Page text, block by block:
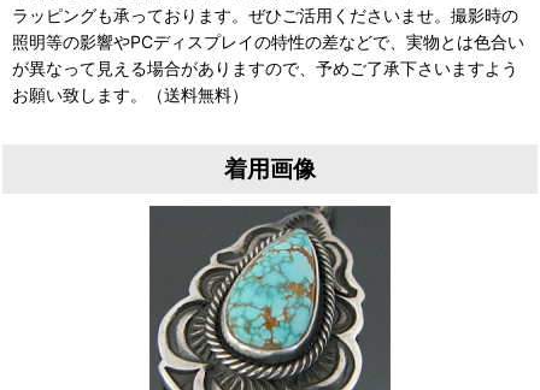
ラッピングも承っております。ぜひご活用くださいませ。撮影時の
照明等の影響やPCディスプレイの特性の差などで、実物とは色合い
が異なって見える場合がありますので、予めご了承下さいますよう
お願い致します。（送料無料）
着用画像